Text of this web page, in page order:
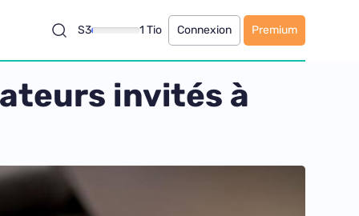
S3 1 Tio Connexion Premium
invités à